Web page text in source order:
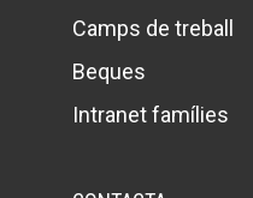
Camps de treball
Beques
Intranet famílies